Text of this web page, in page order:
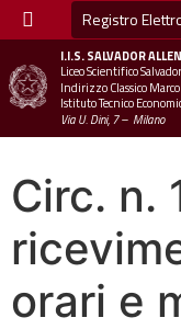
Registro
I.I.S.SALVADOR
Liceo Scientifico
Indirizzo Classico
Istituto Tecnico
Via U. Dini, 7 – Milano
Circ. n.
orari e